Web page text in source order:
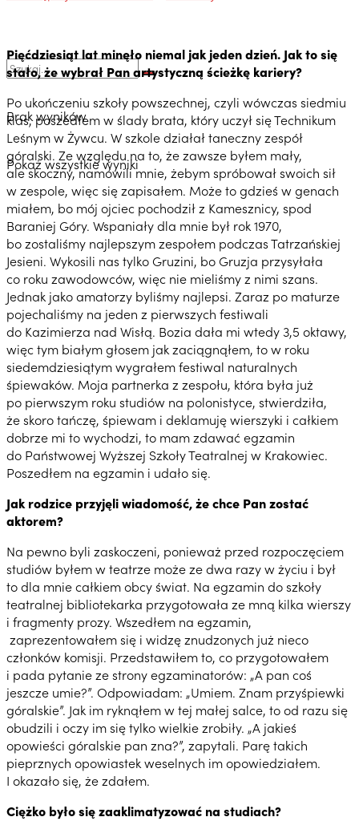
Brak wyników
Pokaż wszystkie wyniki
Pięćdziesiąt lat minęło niemal jak jeden dzień. Jak to się
stało, że wybrał Pan artystyczną ścieżkę kariery?
Po ukończeniu szkoły powszechnej, czyli wówczas siedmiu
klas, poszedłem w ślady brata, który uczył się Technikum
Leśnym w Żywcu. W szkole działał taneczny zespół
góralski. Ze względu na to, że zawsze byłem mały,
ale skoczny, namówili mnie, żebym spróbował swoich sił
w zespole, więc się zapisałem. Może to gdzieś w genach
miałem, bo mój ojciec pochodził z Kamesznicy, spod
Baraniej Góry. Wspaniały dla mnie był rok 1970,
bo zostaliśmy najlepszym zespołem podczas Tatrzańskiej
Jesieni. Wykosili nas tylko Gruzini, bo Gruzja przysyłała
co roku zawodowców, więc nie mieliśmy z nimi szans.
Jednak jako amatorzy byliśmy najlepsi. Zaraz po maturze
pojechaliśmy na jeden z pierwszych festiwali
do Kazimierza nad Wisłą. Bozia dała mi wtedy 3,5 oktawy,
więc tym białym głosem jak zaciągnąłem, to w roku
siedemdziesiątym wygrałem festiwal naturalnych
śpiewaków. Moja partnerka z zespołu, która była już
po pierwszym roku studiów na polonistyce, stwierdziła,
że skoro tańczę, śpiewam i deklamuję wierszyki i całkiem
dobrze mi to wychodzi, to mam zdawać egzamin
do Państwowej Wyższej Szkoły Teatralnej w Krakowiec.
Poszedłem na egzamin i udało się.
Jak rodzice przyjęli wiadomość, że chce Pan zostać
aktorem?
Na pewno byli zaskoczeni, ponieważ przed rozpoczęciem
studiów byłem w teatrze może ze dwa razy w życiu i był
to dla mnie całkiem obcy świat. Na egzamin do szkoły
teatralnej bibliotekarka przygotowała ze mną kilka wierszy
i fragmenty prozy. Wszedłem na egzamin,
zaprezentowałem się i widzę znudzonych już nieco
członków komisji. Przedstawiłem to, co przygotowałem
i pada pytanie ze strony egzaminatorów: „A pan coś
jeszcze umie?”. Odpowiadam: „Umiem. Znam przyśpiewki
góralskie”. Jak im ryknąłem w tej małej salce, to od razu się
obudzili i oczy im się tylko wielkie zrobiły. „A jakieś
opowieści góralskie pan zna?”, zapytali. Parę takich
pieprznych opowiastek weselnych im opowiedziałem.
I okazało się, że zdałem.
Ciężko było się zaaklimatyzować na studiach?